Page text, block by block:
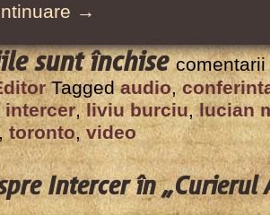
→
sunt închisepentru
A
57-
a
Sesiune
a
Conferinţei
Taggedaudio,
intercer,liviu burciu,lucian
toronto,video
Intercer în „Curierul